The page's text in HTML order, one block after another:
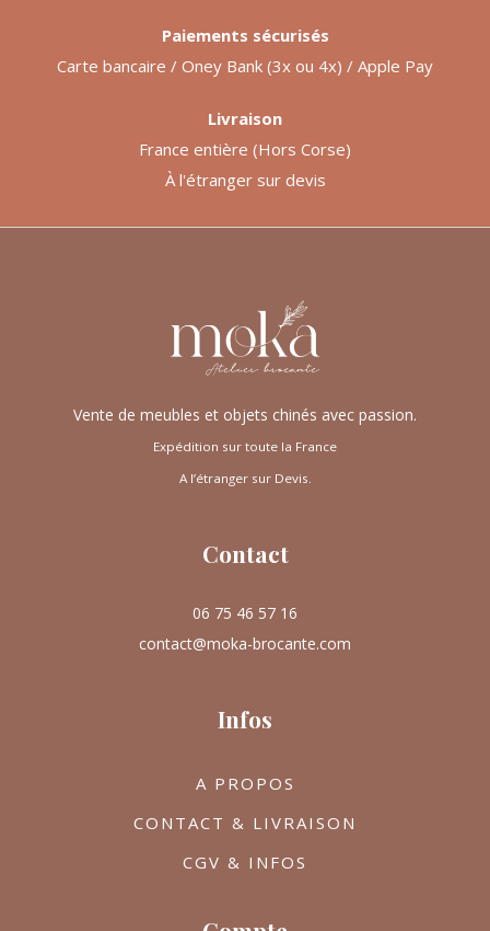
Vente de meubles et objets chinés avec passion.
Expédition sur toute la France
A l’étranger sur Devis.
Contact
06 75 46 57 16
contact@moka-brocante.com
Infos
A PROPOS
CONTACT & LIVRAISON
CGV & INFOS
Paiements sécurisés
Carte bancaire / Oney Bank (3x ou 4x) / Apple Pay
Livraison
France entière (Hors Corse)
À l'étranger sur devis